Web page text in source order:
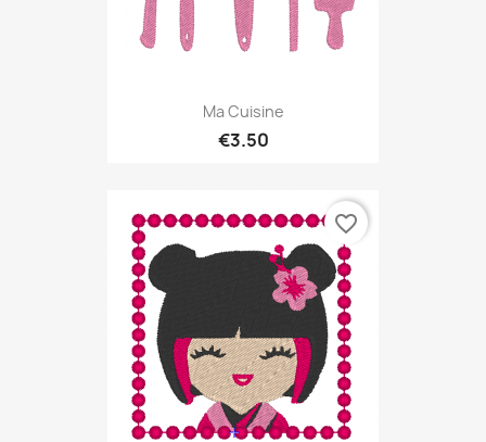
Ma Cuisine
€3.50
favorite_border